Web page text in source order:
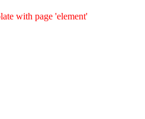
with page 'element'